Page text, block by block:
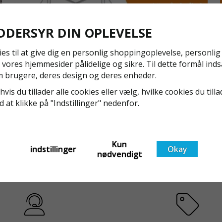
NYA REGLER FÖR RULLSTÄLLNING - AFS2023:9 &
EN1004:2020
Även om det kan verka högst osannolikt så är våra
regler för rullställning i Sverige slappare än de från
föreskrifter i kraft i Sverige gällande rullställningar,
med s
DIN OPLEVELSE
til at give dig en personlig shoppingoplevelse,
hjemmesider pålidelige og sikre. Til dette formål
brugere, deres design og deres enheder.
du tillader alle cookies eller vælg, hvilke cookies du
at klikke på "Indstillinger" nedenfor.
indstillinger
Kun
nødvendigt
Okay